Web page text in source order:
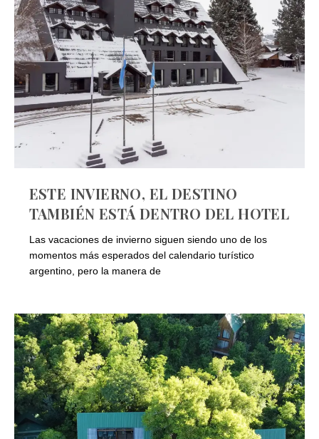
ESTE INVIERNO, EL DESTINO
TAMBIÉN ESTÁ DENTRO DEL HOTEL
Las vacaciones de invierno siguen siendo uno de los
momentos más esperados del calendario turístico
argentino, pero la manera de